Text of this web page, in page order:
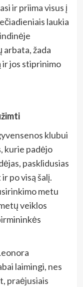
ir priima visus į
laukia
arbata, žada
ir jos stiprinimo
klubui
kurie padėjo
pasklidusias
po visą šalį.
metu
veiklos
laimingi, nes
praėjusiais